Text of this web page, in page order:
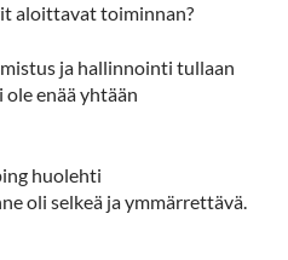
aloittavat toiminnan?
ja hallinnointi tullaan
ole enää yhtään
huolehti
oli selkeä ja ymmärrettävä.